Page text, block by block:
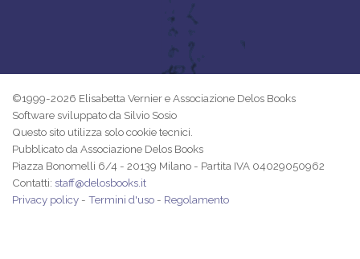
©1999-2026 Elisabetta Vernier e Associazione Delos Books
Software sviluppato da Silvio Sosio
Questo sito utilizza solo cookie tecnici.
Pubblicato da Associazione Delos Books
Piazza Bonomelli 6/4 - 20139 Milano - Partita IVA 04029050962
Contatti: staff@delosbooks.it
Privacy policy - Termini d'uso - Regolamento